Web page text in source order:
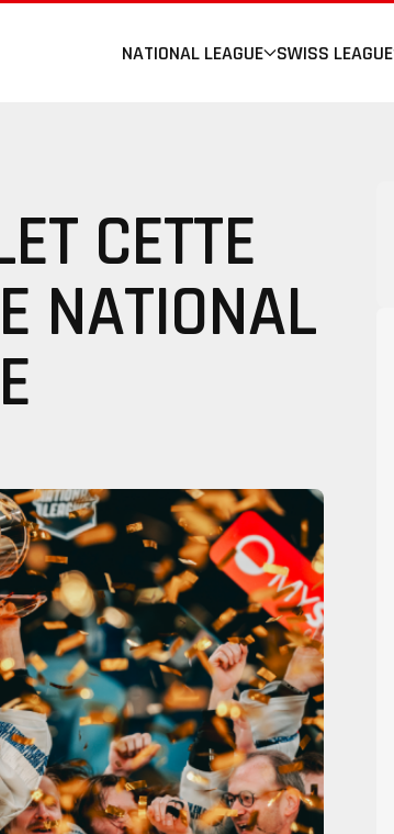
NATIONAL LEAGUE SWISS LEAGUE
CETTE
NATIONAL